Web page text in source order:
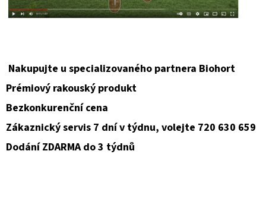
Nakupujte u specializovaného partnera Biohort
Prémiový rakouský produkt
Bezkonkurenční cena
Zákaznický servis 7 dní v týdnu, volejte 720 630 659
Dodání ZDARMA do 3 týdnů